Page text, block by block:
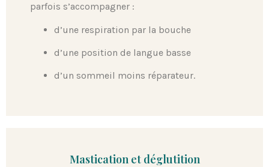
parfois s’accompagner :
d’une respiration par la bouche
d’une position de langue basse
d’un sommeil moins réparateur.
Mastication et déglutition